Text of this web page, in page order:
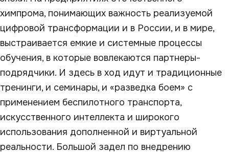
химпрома, понимающих важность реализуемой
цифровой трансформации и в России, и в мире,
выстраивается емкие и системные процессы
обучения, в которые вовлекаются партнеры-
подрядчики. И здесь в ход идут и традиционные
тренинги, и семинары, и «разведка боем» с
применением беспилотного транспорта,
искусственного интеллекта и широкого
использования дополненной и виртуальной
реальности. Большой задел по внедрению